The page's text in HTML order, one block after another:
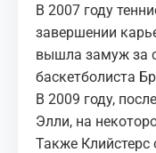
В 2007 году
завершении
вышла замуж за
баскетболиста
В 2009 году,
Элли, на
Также Клийстерс